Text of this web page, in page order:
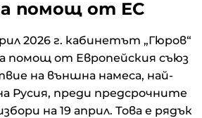
помощ от ЕС
2026 г. кабинетът „Гюров“
помощ от Европейския съюз
на външна намеса, най-
Русия, преди предсрочните
на 19 април. Това е рядък